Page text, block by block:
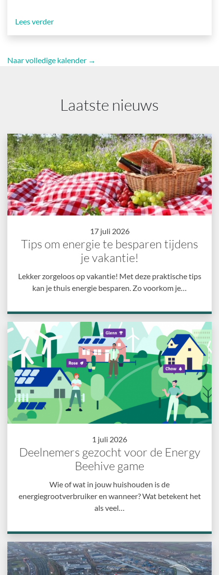
Lees verder
Naar volledige kalender →
Laatste nieuws
17 juli 2026
Tips om energie te besparen tijdens
je vakantie!
Lekker zorgeloos op vakantie! Met deze praktische tips
kan je thuis energie besparen. Zo voorkom je…
1 juli 2026
Deelnemers gezocht voor de Energy
Beehive game
Wie of wat in jouw huishouden is de
energiegrootverbruiker en wanneer? Wat betekent het
als veel…